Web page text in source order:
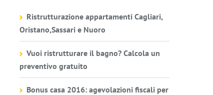
Ristrutturazione appartamenti Cagliari,
Oristano,Sassari e Nuoro
Vuoi ristrutturare il bagno? Calcola un
preventivo gratuito
Bonus casa 2016: agevolazioni fiscali per